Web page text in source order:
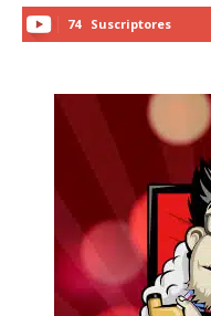
74 Suscriptores